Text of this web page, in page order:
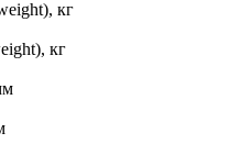
кг
кг